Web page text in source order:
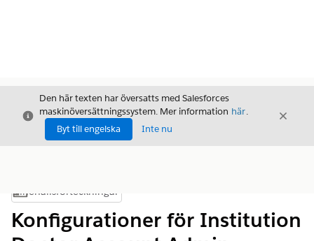
Stäng
Den här texten har översatts med Salesforces
maskinöversättningssystem. Mer information här.
Byt till engelska
Inte nu
Stäng
Visa innehållsförteckning
Innehållsförteckningar
Konfigurationer för Institution